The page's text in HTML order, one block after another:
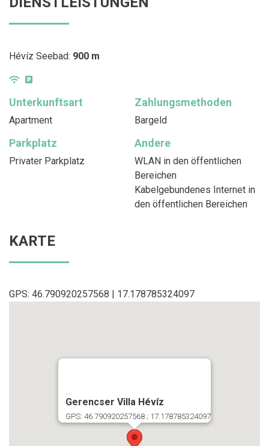
Hévíz Seebad: 900 m
Unterkunftsart
Apartment
Zahlungsmethoden
Bargeld
Parkplatz
Privater Parkplatz
Andere
WLAN in den öffentlichen
Bereichen
Kabelgebundenes Internet in
den öffentlichen Bereichen
KARTE
GPS: 46.790920257568 | 17.178785324097
Gerencser Villa Hévíz
GPS: 46.790920257568 ; 17.178785324097